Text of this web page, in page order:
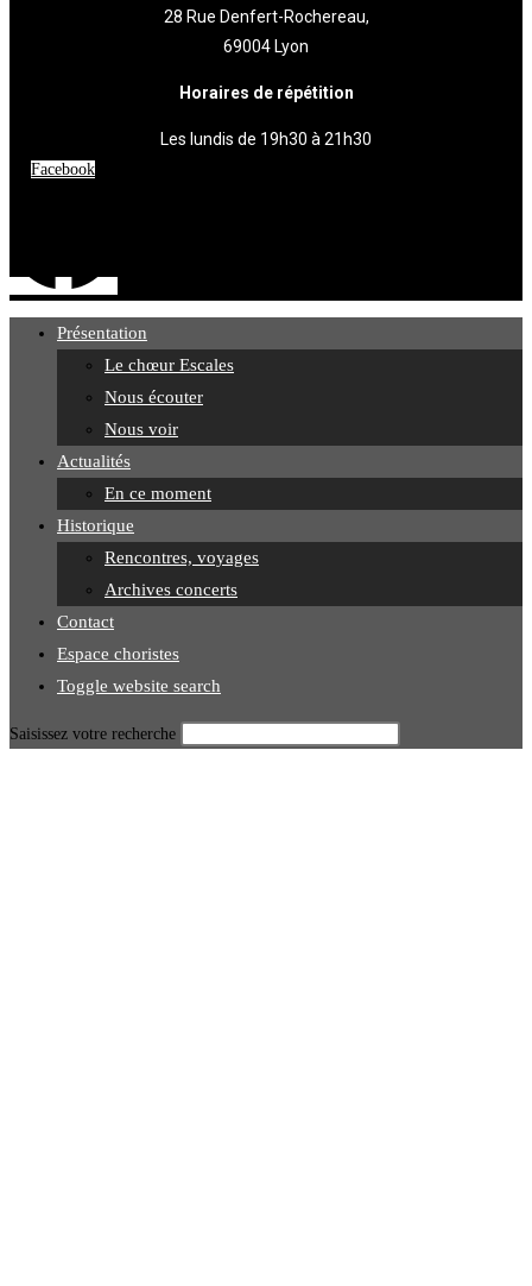
28 Rue Denfert-Rochereau,
69004 Lyon
Horaires de répétition
Les lundis de 19h30 à 21h30
Facebook
Présentation
Le chœur Escales
Nous écouter
Nous voir
Actualités
En ce moment
Historique
Rencontres, voyages
Archives concerts
Contact
Espace choristes
Toggle website search
Saisissez votre recherche